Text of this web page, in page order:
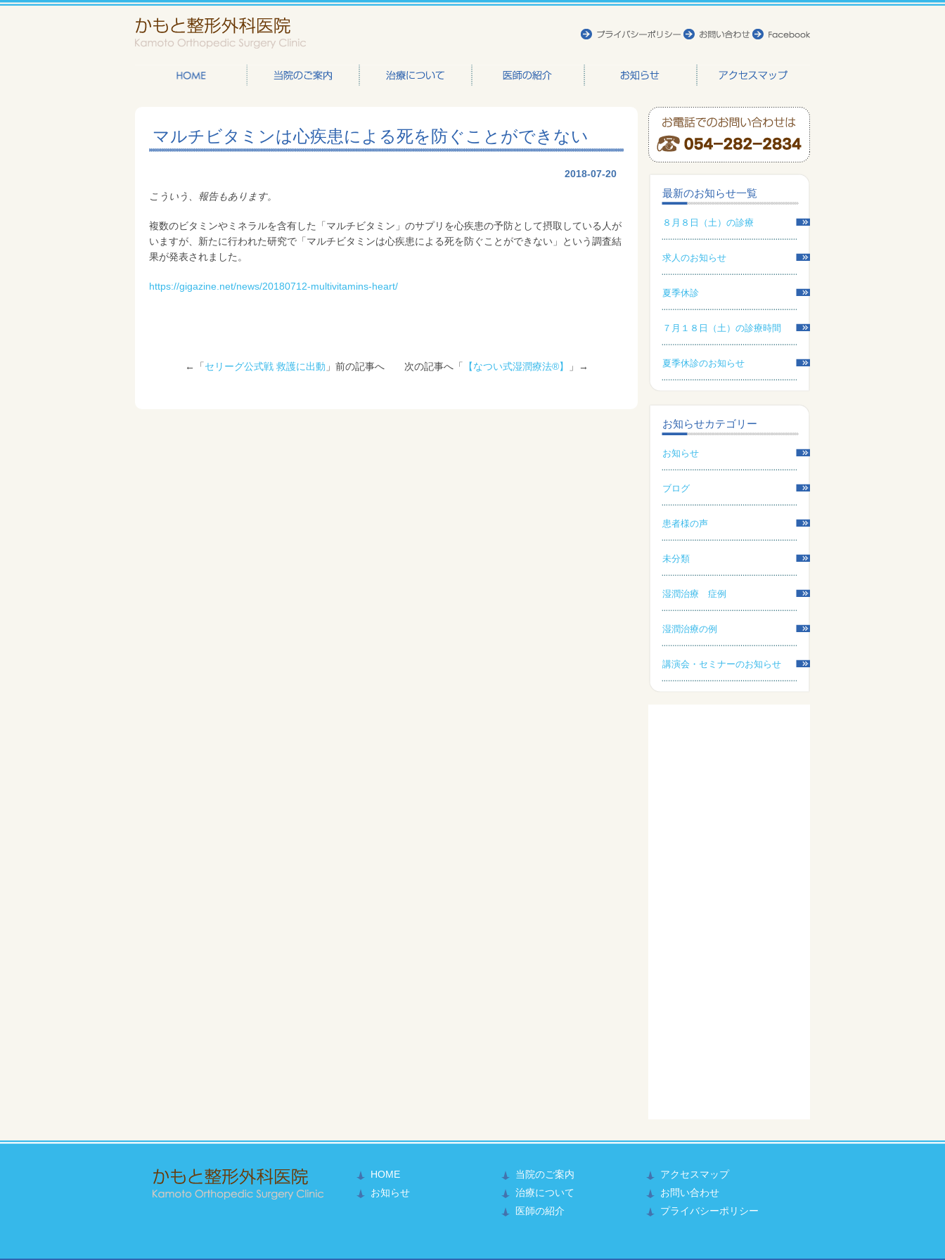
マルチビタミンは心疾患による死を防ぐことができない
2018-07-20
こういう、報告もあります。
複数のビタミンやミネラルを含有した「マルチビタミン」のサプリを心疾患の予防として摂取している人が
いますが、新たに行われた研究で「マルチビタミンは心疾患による死を防ぐことができない」という調査結
果が発表されました。
https://gigazine.net/news/20180712-multivitamins-heart/
←「 セリーグ公式戦 救護に出動 」前の記事へ 次の記事へ「 【なつい式湿潤療法®】 」→
最新のお知らせ一覧
８月８日（土）の診療
求人のお知らせ
夏季休診
７月１８日（土）の診療時間
夏季休診のお知らせ
お知らせカテゴリー
お知らせ
ブログ
患者様の声
未分類
湿潤治療 症例
湿潤治療の例
講演会・セミナーのお知らせ
かもと整形外科医院
HOME
お知らせ
当院のご案内
治療について
医師の紹介
アクセスマップ
お問い合わせ
プライバシーポリシー